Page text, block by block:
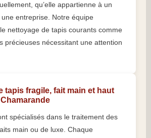
qu’elle appartienne à un
entreprise. Notre équipe
nettoyage de tapis courants comme
précieuses nécessitant une attention
tapis fragile, fait main et haut
spécialisés dans le traitement des
main ou de luxe. Chaque